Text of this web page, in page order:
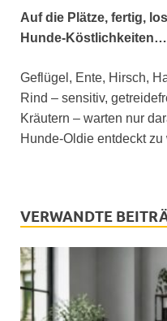
Auf die Plätze, fertig,
Hunde-Köstlichkeiten…
Geflügel, Ente, Hirsch,
Rind – sensitiv,
Kräutern – warten nur
Hunde-Oldie entdeckt zu
VERWANDTE